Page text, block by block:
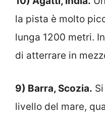
la pista è molto
lunga 1200 metri.
di atterrare in
9) Barra, Scozia.
livello del mare,